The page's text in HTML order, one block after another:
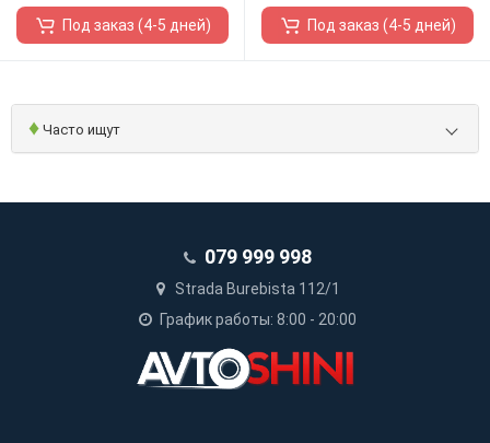
Под заказ (4-5 дней) Под заказ (4-5 дней)
♦ Часто ищут
079 999 998
Strada Burebista 112/1
График работы: 8:00 - 20:00